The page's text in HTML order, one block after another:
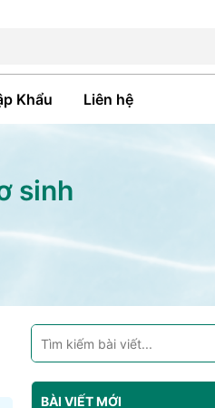
Khẩu Liên hệ
sinh
BÀI VIẾT MỚI